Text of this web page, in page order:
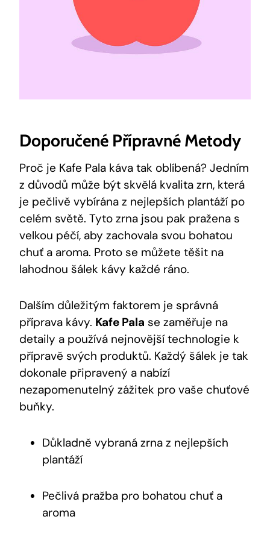
Doporučené Přípravné Metody
Proč je Kafe Pala káva tak ⁤oblíbená? Jedním
z ⁢důvodů může být skvělá kvalita zrn, která
je⁢ pečlivě vybírána z ‌nejlepších plantáží po
celém světě. Tyto zrna⁤ jsou ‌pak pražena s
velkou péčí, aby zachovala svou bohatou
chuť a aroma. Proto se můžete těšit na
lahodnou šálek kávy každé ráno.
Dalším důležitým faktorem⁢ je správná
příprava kávy. Kafe ⁣Pala se zaměřuje na
detaily a používá nejnovější technologie k
přípravě svých produktů. Každý šálek je tak
dokonale připravený a⁤ nabízí
nezapomenutelný zážitek pro vaše chuťové
buňky.
Důkladně vybraná zrna z nejlepších
plantáží
Pečlivá pražba pro bohatou chuť a ​
aroma